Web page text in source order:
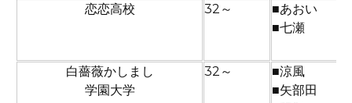
恋恋高校 32～
■あおい
■七瀬
白薔薇かしまし
学園大学
32～
■涼風
■矢部田